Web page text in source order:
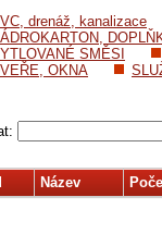
drenáž, kanalizace
SMĚSI
OKNA
Název